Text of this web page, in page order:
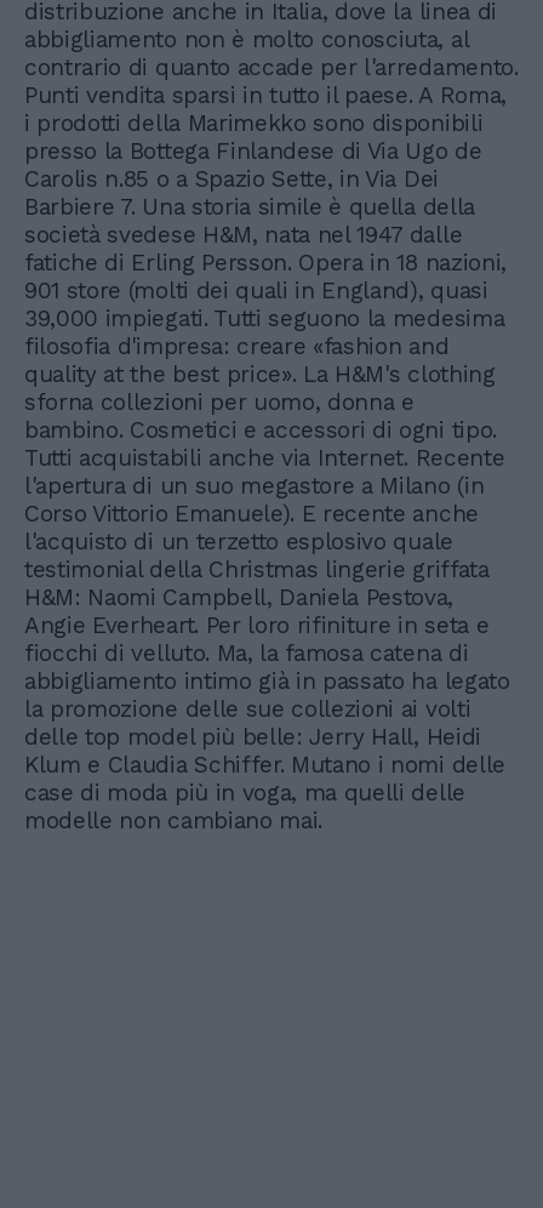
distribuzione anche in Italia, dove la linea di
abbigliamento non è molto conosciuta, al
contrario di quanto accade per l'arredamento.
Punti vendita sparsi in tutto il paese. A Roma,
i prodotti della Marimekko sono disponibili
presso la Bottega Finlandese di Via Ugo de
Carolis n.85 o a Spazio Sette, in Via Dei
Barbiere 7. Una storia simile è quella della
società svedese H&M, nata nel 1947 dalle
fatiche di Erling Persson. Opera in 18 nazioni,
901 store (molti dei quali in England), quasi
39,000 impiegati. Tutti seguono la medesima
filosofia d'impresa: creare «fashion and
quality at the best price». La H&M's clothing
sforna collezioni per uomo, donna e
bambino. Cosmetici e accessori di ogni tipo.
Tutti acquistabili anche via Internet. Recente
l'apertura di un suo megastore a Milano (in
Corso Vittorio Emanuele). E recente anche
l'acquisto di un terzetto esplosivo quale
testimonial della Christmas lingerie griffata
H&M: Naomi Campbell, Daniela Pestova,
Angie Everheart. Per loro rifiniture in seta e
fiocchi di velluto. Ma, la famosa catena di
abbigliamento intimo già in passato ha legato
la promozione delle sue collezioni ai volti
delle top model più belle: Jerry Hall, Heidi
Klum e Claudia Schiffer. Mutano i nomi delle
case di moda più in voga, ma quelli delle
modelle non cambiano mai.